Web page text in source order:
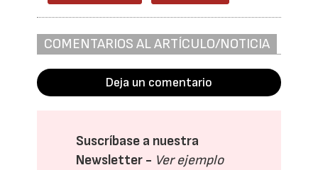
COMENTARIOS AL ARTÍCULO/NOTICIA
Deja un comentario
Suscríbase a nuestra
Newsletter - Ver ejemplo